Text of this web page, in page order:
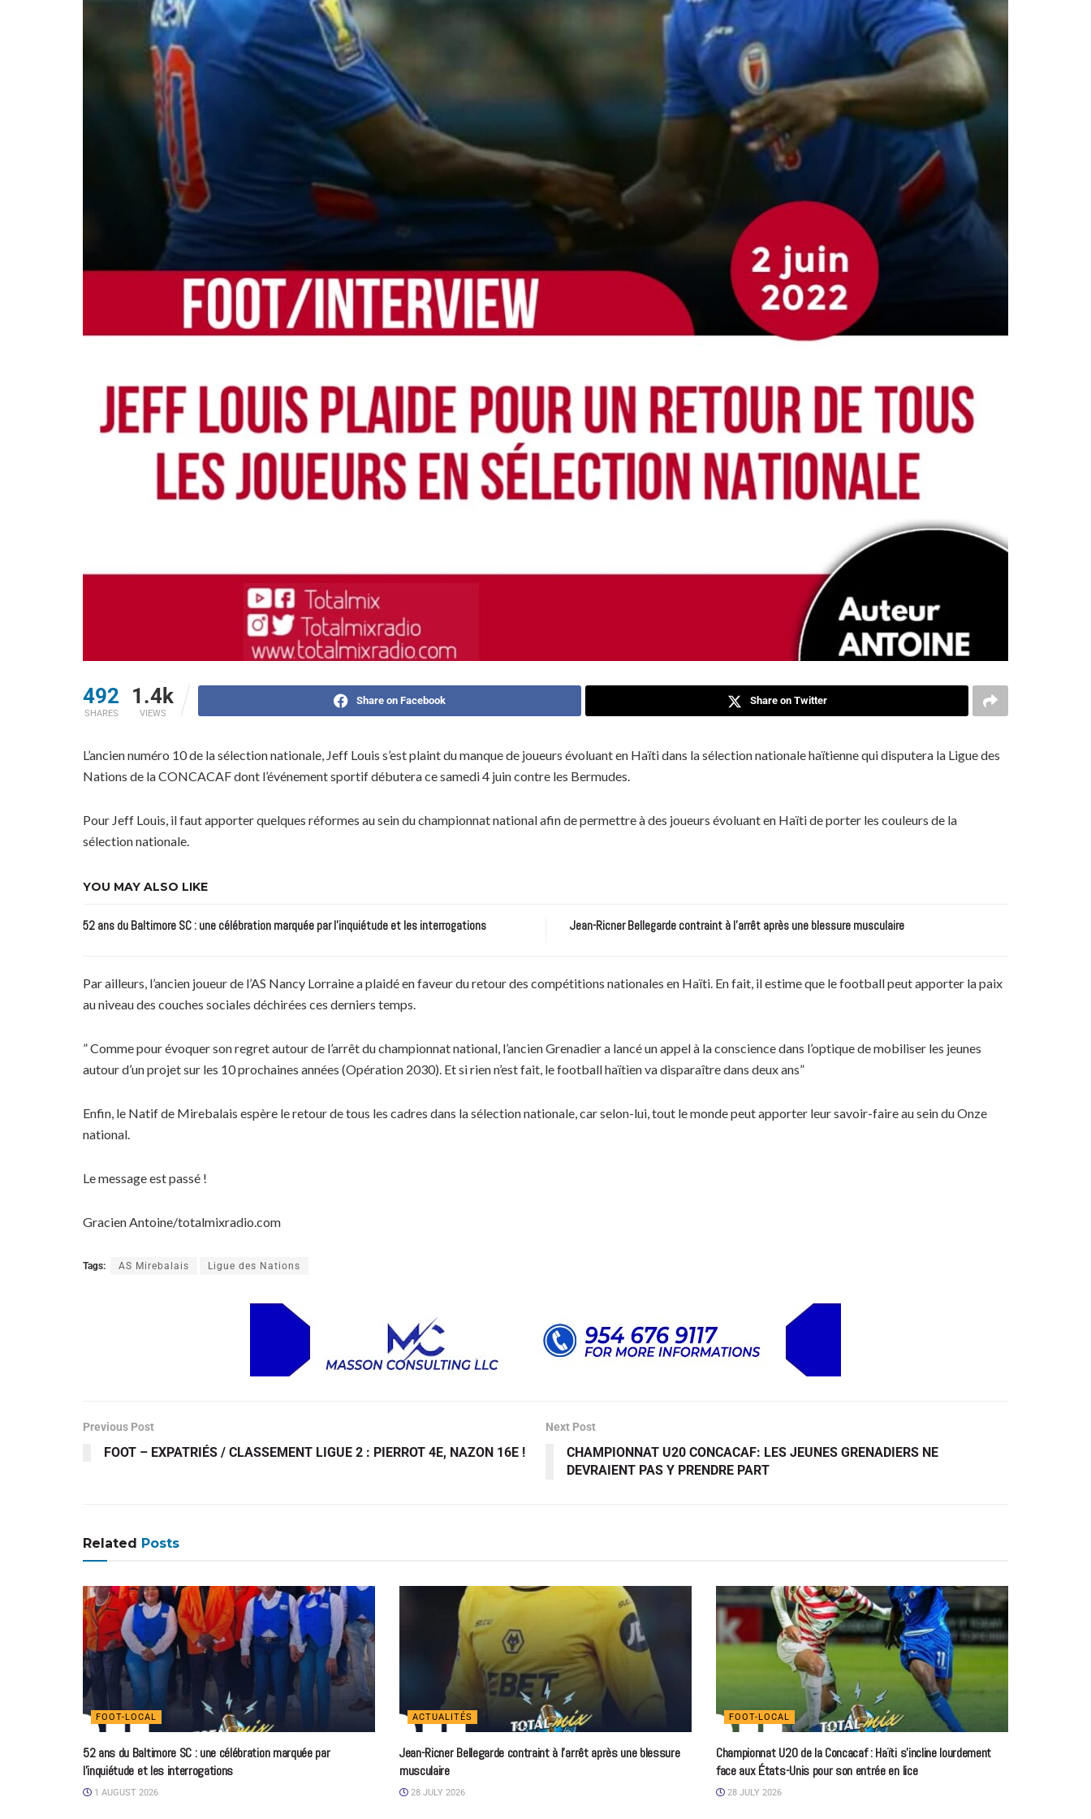
492
SHARES
1.4k
VIEWS
Share on Facebook Share on Twitter
L’ancien numéro 10 de la sélection nationale, Jeff Louis s’est plaint du manque de joueurs évoluant en Haïti dans la sélection nationale haïtienne qui disputera la Ligue des
Nations de la CONCACAF dont l’événement sportif débutera ce samedi 4 juin contre les Bermudes.
Pour Jeff Louis, il faut apporter quelques réformes au sein du championnat national afin de permettre à des joueurs évoluant en Haïti de porter les couleurs de la
sélection nationale.
YOU MAY ALSO LIKE
52 ans du Baltimore SC : une célébration marquée par l’inquiétude et les interrogations Jean-Ricner Bellegarde contraint à l’arrêt après une blessure musculaire
Par ailleurs, l’ancien joueur de l’AS Nancy Lorraine a plaidé en faveur du retour des compétitions nationales en Haïti. En fait, il estime que le football peut apporter la paix
au niveau des couches sociales déchirées ces derniers temps.
” Comme pour évoquer son regret autour de l’arrêt du championnat national, l’ancien Grenadier a lancé un appel à la conscience dans l’optique de mobiliser les jeunes
autour d’un projet sur les 10 prochaines années (Opération 2030). Et si rien n’est fait, le football haïtien va disparaître dans deux ans”
Enfin, le Natif de Mirebalais espère le retour de tous les cadres dans la sélection nationale, car selon-lui, tout le monde peut apporter leur savoir-faire au sein du Onze
national.
Le message est passé !
Gracien Antoine/totalmixradio.com
Tags: AS Mirebalais Ligue des Nations
Previous Post
FOOT – EXPATRIÉS / CLASSEMENT LIGUE 2 : PIERROT 4E, NAZON 16E !
Next Post
CHAMPIONNAT U20 CONCACAF: LES JEUNES GRENADIERS NE
DEVRAIENT PAS Y PRENDRE PART
Related Posts
FOOT-LOCAL
52 ans du Baltimore SC : une célébration marquée par
l’inquiétude et les interrogations
1 AUGUST 2026
ACTUALITÉS
Jean-Ricner Bellegarde contraint à l’arrêt après une blessure
musculaire
28 JULY 2026
FOOT-LOCAL
Championnat U20 de la Concacaf : Haïti s’incline lourdement
face aux États-Unis pour son entrée en lice
28 JULY 2026